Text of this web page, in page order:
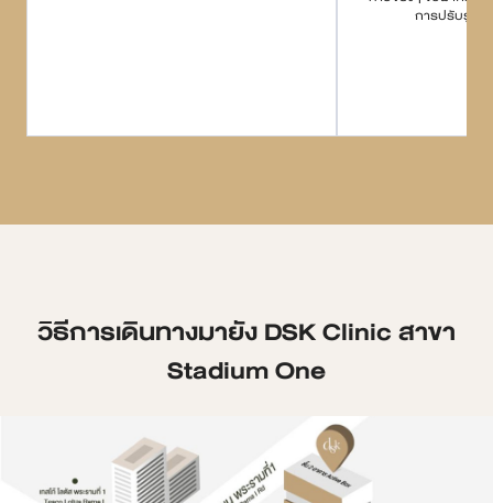
การปรับรูปห
วิธีการเดินทางมายัง DSK Clinic สาขา
Stadium One